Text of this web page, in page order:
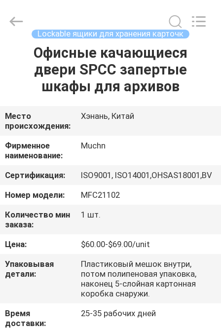
ПРОДУКТЫ
О
НАС
ПУТЕШЕСТВИЕ
ФАБРИКИ
ПРОВЕРКА
КАЧЕСТВА
СВЯЖИТЕСЬ
МЫ
НОВОСТИ
Lockable ящики для хранения карточк
Офисные качающиеся
двери SPCC запертые
шкафы для архивов
Место
происхождения:
Хэнань, Китай
Фирменное
наименование:
Muchn
Сертификация:
ISO9001, ISO14001,OHSAS18001,BV
Номер модели:
MFC21102
Количество мин
заказа:
1 шт.
Цена:
$60.00-$69.00/unit
Упаковывая
детали:
Пластиковый мешок внутри,
потом полипеновая упаковка,
наконец 5-слойная картонная
коробка снаружи.
Время
доставки:
25-35 рабочих дней